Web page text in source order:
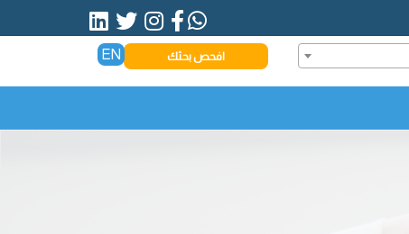
افحص بحثك EN